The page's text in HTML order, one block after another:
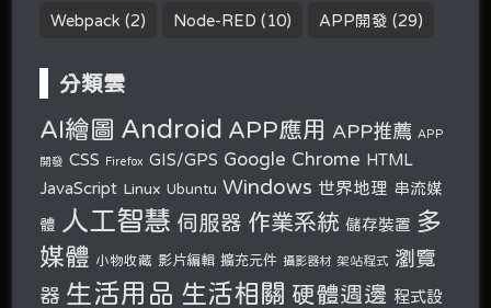
Webpack (2) Node-RED (10) APP開發 (29)
分類雲
AI繪圖 Android APP應用 APP推薦 APP
開發 CSS Firefox GIS/GPS Google Chrome HTML
JavaScript Linux Ubuntu Windows 世界地理 串流媒
體 人工智慧 伺服器 作業系統 儲存裝置 多
媒體 小物收藏 影片編輯 擴充元件 攝影器材 架站程式
瀏覽
器 生活用品 生活相關 硬體週邊 程式設